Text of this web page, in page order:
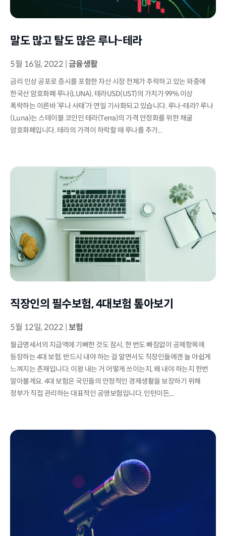
말도 많고 탈도 많은 루나-테라
5월 16일, 2022 |금융생활
금리 인상 공포로 증시를 포함한 자산 시장 전체가 추락하고 있는 와중에
한국산 암호화폐 루나(LUNA), 테라USD(UST)의 가치가 99% 이상
폭락하는 이른바 ‘루나 사태’가 연일 기사화되고 있습니다. 루나-테라? 루나
(Luna)는 스테이블 코인인 테라(Terra)의 가격 안정화를 위한 채굴
암호화폐입니다. 테라의 가격이 하락할 때 루나를 추가...
직장인의 필수보험, 4대보험 톺아보기
5월 12일, 2022 |보험
월급명세서의 지급액에 기뻐한 것도 잠시, 한 번도 빠짐없이 공제항목에
등장하는 4대 보험. 반드시 내야 하는 걸 알면서도 직장인들에겐 늘 아쉽게
느껴지는 존재입니다. 이왕 내는 거 어떻게 쓰이는지, 왜 내야 하는지 한번
알아볼게요. 4대 보험은 국민들의 안정적인 경제생활을 보장하기 위해
정부가 직접 관리하는 대표적인 공영보험입니다. 인턴이든,...